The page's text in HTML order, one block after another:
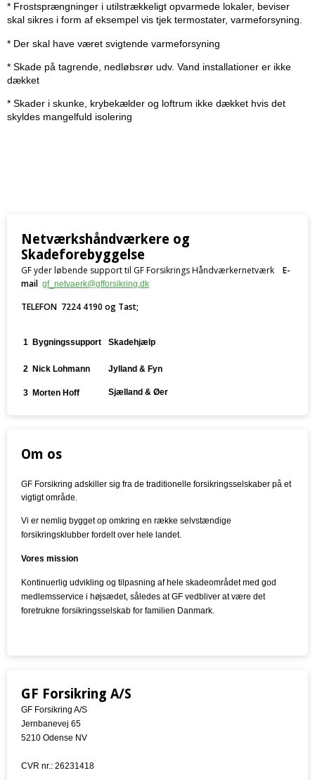
* Frostsprængninger i utilstrækkeligt opvarmede lokaler, beviser
skal sikres i form af eksempel vis tjek termostater, varmeforsyning.
* Der skal have været svigtende varmeforsyning
* Skade på tagrende, nedløbsrør udv. Vand installationer er ikke
dækket
* Skader i skunke, krybekælder og loftrum ikke dækket hvis det
skyldes mangelfuld isolering
Netværkshåndværkere og
Skadeforebyggelse
GF yder løbende support til GF Forsikrings Håndværkernetværk E-
mail gf_netvaerk@gfforsikring.dk
TELEFON 7224 4190 og Tast;
1 Bygningssupport Skadehjælp
2 Nick Lohmann
3 Morten Hoff
Jylland & Fyn
Sjælland & Øer
Om os
GF Forsikring adskiller sig fra de traditionelle forsikringsselskaber på et
vigtigt område.
Vi er nemlig bygget op omkring en række selvstændige
forsikringsklubber fordelt over hele landet.
Vores mission
Kontinuerlig udvikling og tilpasning af hele skadeområdet med god
medlemsservice i højsædet, således at GF vedbliver at være det
foretrukne forsikringsselskab for familien Danmark.
GF Forsikring A/S
GF Forsikring A/S
Jernbanevej 65
5210 Odense NV
CVR nr.: 26231418